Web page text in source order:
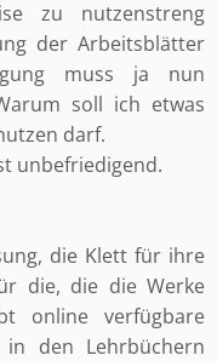
zu nutzenstreng
der Arbeitsblätter
muss ja nun
soll ich etwas
darf.
unbefriedigend.
die Klett für ihre
die, die die Werke
online verfügbare
in den Lehrbüchern